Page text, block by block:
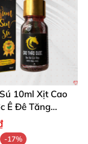
10ml Xịt Cao
Ê Đê Tăng
Lý
-17%